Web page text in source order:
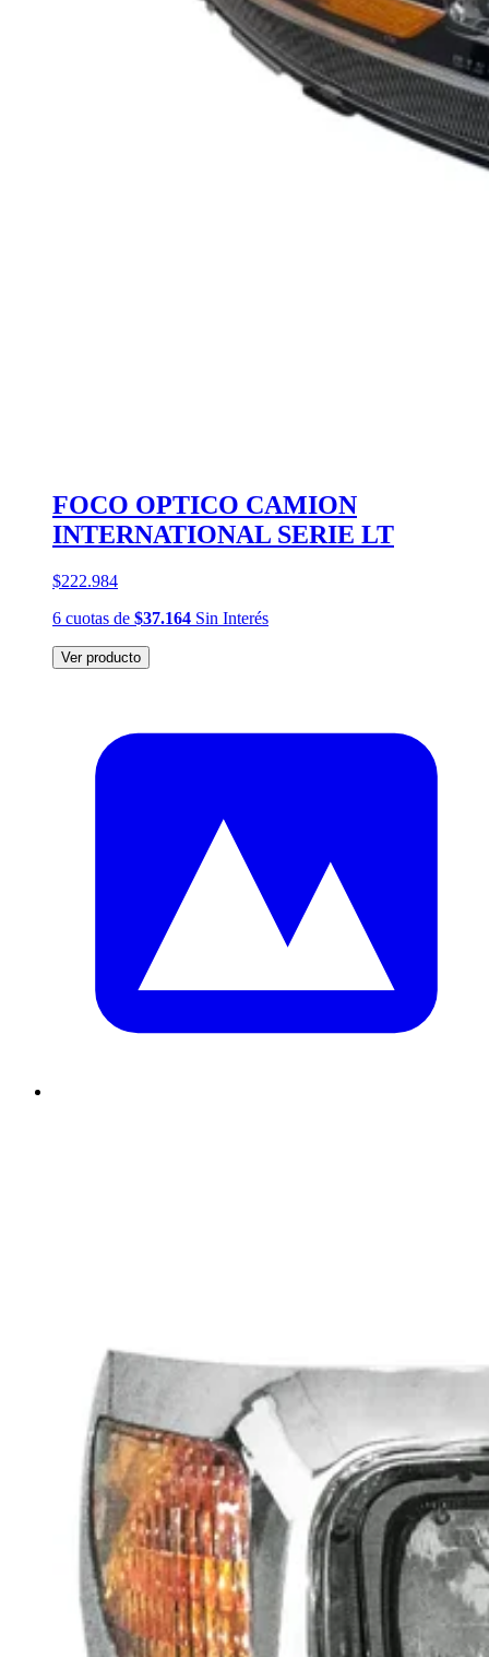
FOCO OPTICO CAMION
INTERNATIONAL SERIE LT
$222.984
6 cuotas de $37.164 Sin Interés
Ver producto